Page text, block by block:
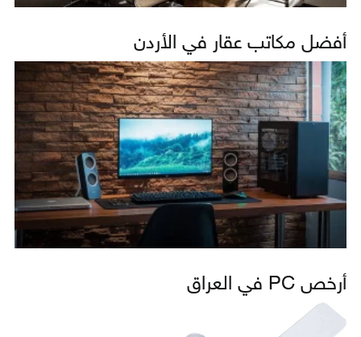
أفضل مكاتب عقار في الأردن
أرخص PC في العراق